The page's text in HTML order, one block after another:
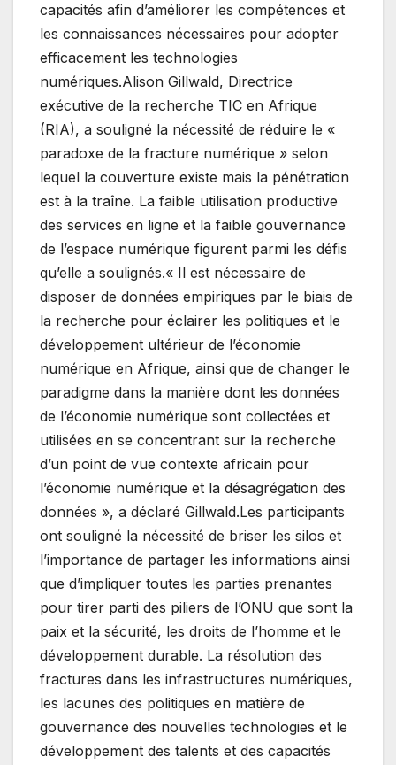
capacités afin d’améliorer les compétences et
les connaissances nécessaires pour adopter
efficacement les technologies
numériques.Alison Gillwald, Directrice
exécutive de la recherche TIC en Afrique
(RIA), a souligné la nécessité de réduire le «
paradoxe de la fracture numérique » selon
lequel la couverture existe mais la pénétration
est à la traîne. La faible utilisation productive
des services en ligne et la faible gouvernance
de l’espace numérique figurent parmi les défis
qu’elle a soulignés.« Il est nécessaire de
disposer de données empiriques par le biais de
la recherche pour éclairer les politiques et le
développement ultérieur de l’économie
numérique en Afrique, ainsi que de changer le
paradigme dans la manière dont les données
de l’économie numérique sont collectées et
utilisées en se concentrant sur la recherche
d’un point de vue contexte africain pour
l’économie numérique et la désagrégation des
données », a déclaré Gillwald.Les participants
ont souligné la nécessité de briser les silos et
l’importance de partager les informations ainsi
que d’impliquer toutes les parties prenantes
pour tirer parti des piliers de l’ONU que sont la
paix et la sécurité, les droits de l’homme et le
développement durable. La résolution des
fractures dans les infrastructures numériques,
les lacunes des politiques en matière de
gouvernance des nouvelles technologies et le
développement des talents et des capacités